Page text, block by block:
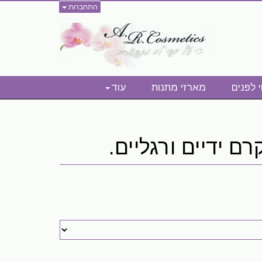
התחברות
לפנים מארזי מתנות עוד
ידיים ורגליים.